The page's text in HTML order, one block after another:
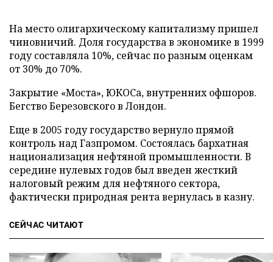
На место олигархическому капитализму пришел
чиновничий. Доля государства в экономике в 1999
году составляла 10%, сейчас по разным оценкам
от 30% до 70%.
Закрытие «Моста», ЮКОСа, внутренних офшоров.
Бегство Березовского в Лондон.
Еще в 2005 году государство вернуло прямой
контроль над Газпромом. Состоялась бархатная
национализация нефтяной промышленности. В
середине нулевых годов был введен жесткий
налоговый режим для нефтяного сектора,
фактически природная рента вернулась в казну.
СЕЙЧАС ЧИТАЮТ